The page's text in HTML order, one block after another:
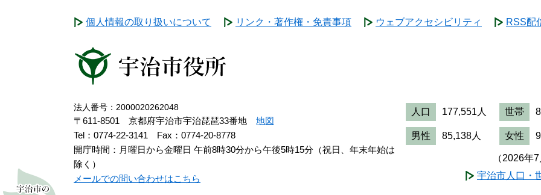
個人情報の取り扱いについて リンク・著作権・免責事項 ウェブアクセシビリティ RSS配
法人番号：2000020262048
〒611-8501 京都府宇治市宇治琵琶33番地 地図
Tel：0774-22-3141
Fax：0774-20-8778
開庁時間：月曜日から金曜日 午前8時30分から午後5時15分（祝日、年末年始は
除く）
メールでの問い合わせはこちら
人口 177,551人 世帯
男性 85,138人 女性
（2026年
宇治市人口・